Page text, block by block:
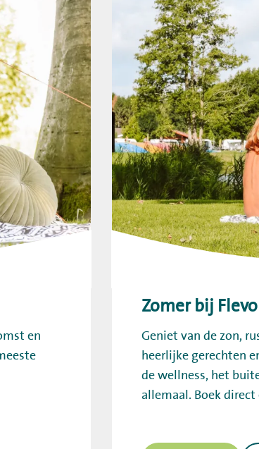
en
Zomer bij
Geniet van de zon,
heerlijke gerechten
de wellness, het
allemaal. Boek